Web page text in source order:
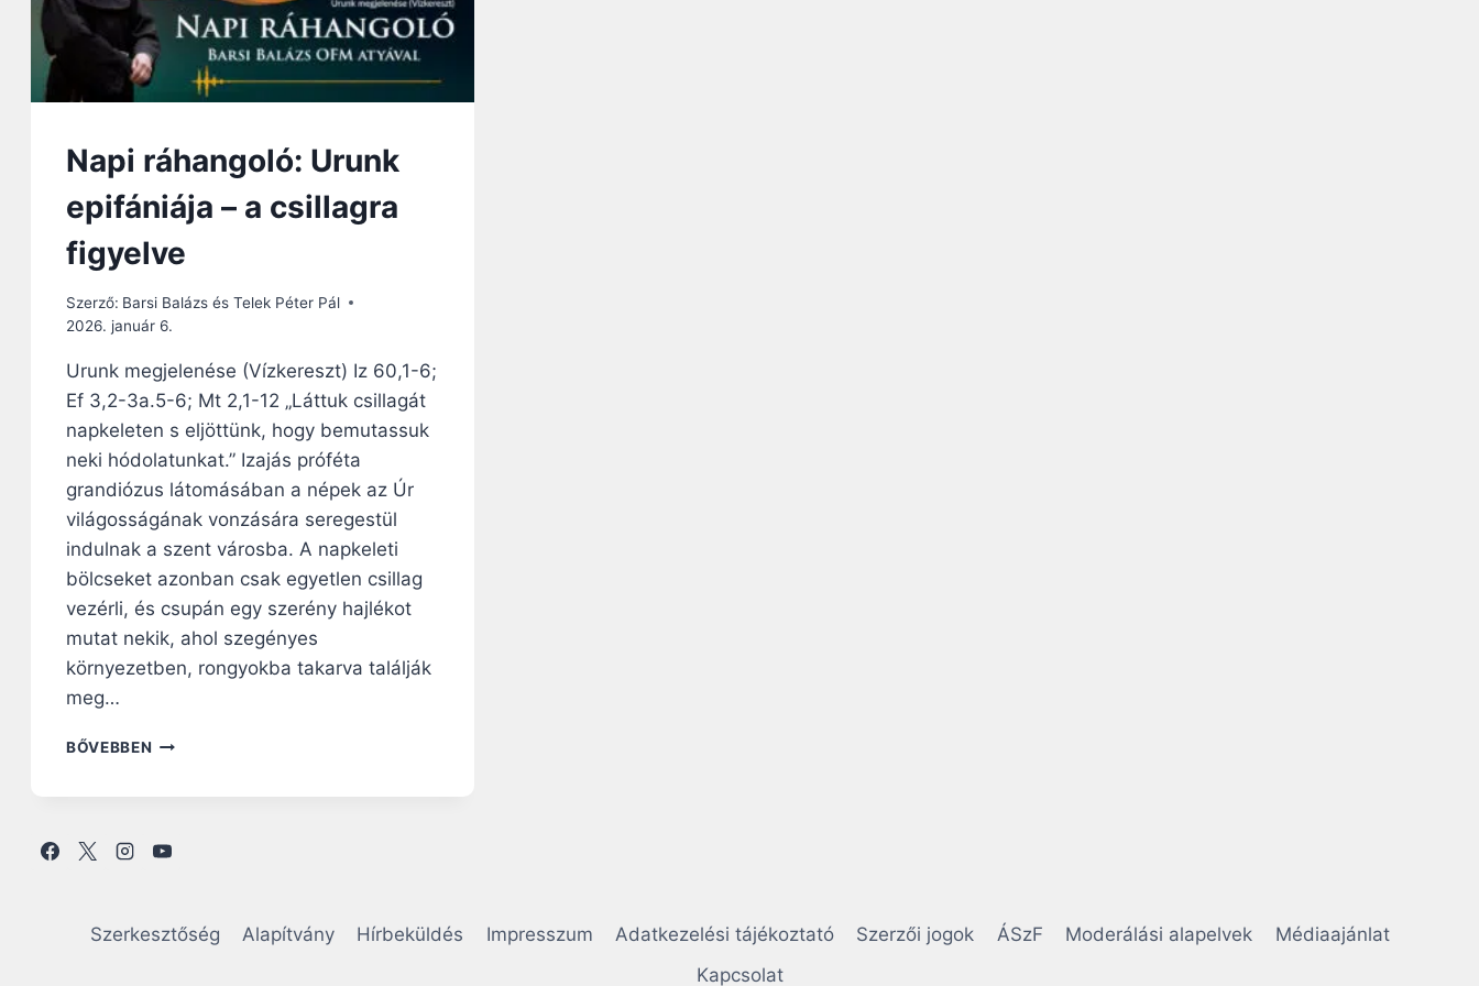
Napi ráhangoló: Urunk
epifániája – a csillagra
figyelve
Szerző: Barsi Balázs és Telek Péter Pál
2026. január 6.
Urunk megjelenése (Vízkereszt) Iz 60,1-6;
Ef 3,2-3a.5-6; Mt 2,1-12 „Láttuk csillagát
napkeleten s eljöttünk, hogy bemutassuk
neki hódolatunkat.” Izajás próféta
grandiózus látomásában a népek az Úr
világosságának vonzására seregestül
indulnak a szent városba. A napkeleti
bölcseket azonban csak egyetlen csillag
vezérli, és csupán egy szerény hajlékot
mutat nekik, ahol szegényes
környezetben, rongyokba takarva találják
meg…
BŐVEBBEN
Á
N
Szerkesztőség Alapítvány Hírbeküldés Impresszum Adatkezelési tájékoztató Szerzői jogok ÁSzF Moderálási alapelvek
Médiaajánlat
Kapcsolat